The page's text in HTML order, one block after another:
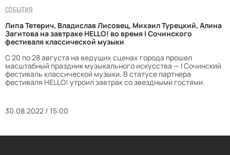
СОБЫТИЯ
Липа Тетерич, Владислав Лисовец, Михаил Турецкий, Алина
Загитова на завтраке HELLO! во время I Сочинского
фестиваля классической музыки
С 20 по 28 августа на ведущих сценах города прошел
масштабный праздник музыкального искусства — I Сочинский
фестиваль классической музыки. В статусе партнера
фестиваля HELLO! утроил завтрак со звездными гостями.
30.08.2022 / 15:00